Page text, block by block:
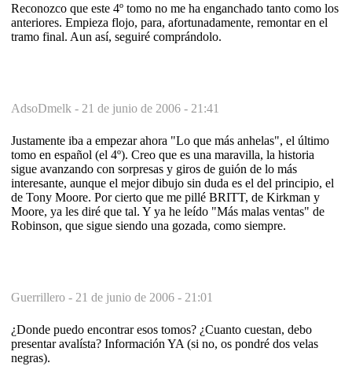
Reconozco que este 4º tomo no me ha enganchado tanto como los
anteriores. Empieza flojo, para, afortunadamente, remontar en el
tramo final. Aun así, seguiré comprándolo.
AdsoDmelk - 21 de junio de 2006 - 21:41
Justamente iba a empezar ahora "Lo que más anhelas", el último
tomo en español (el 4º). Creo que es una maravilla, la historia
sigue avanzando con sorpresas y giros de guión de lo más
interesante, aunque el mejor dibujo sin duda es el del principio, el
de Tony Moore. Por cierto que me pillé BRITT, de Kirkman y
Moore, ya les diré que tal. Y ya he leído "Más malas ventas" de
Robinson, que sigue siendo una gozada, como siempre.
Guerrillero - 21 de junio de 2006 - 21:01
¿Donde puedo encontrar esos tomos? ¿Cuanto cuestan, debo
presentar avalísta? Información YA (si no, os pondré dos velas
negras).